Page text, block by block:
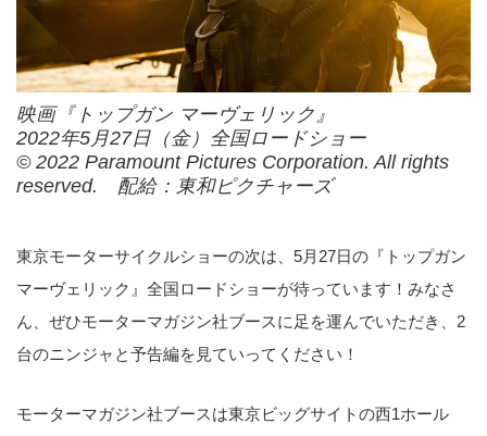
映画『トップガン マーヴェリック』
2022年5月27日（金）全国ロードショー
© 2022 Paramount Pictures Corporation. All rights
reserved. 配給：東和ピクチャーズ
東京モーターサイクルショーの次は、5月27日の『トップガン
マーヴェリック』全国ロードショーが待っています！みなさ
ん、ぜひモーターマガジン社ブースに足を運んでいただき、2
台のニンジャと予告編を見ていってください！
モーターマガジン社ブースは東京ビッグサイトの西1ホール